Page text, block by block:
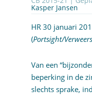
Kasper Jansen
HR 30 januari
(Portsight/
Van een
beperking in de
slechts sprake,